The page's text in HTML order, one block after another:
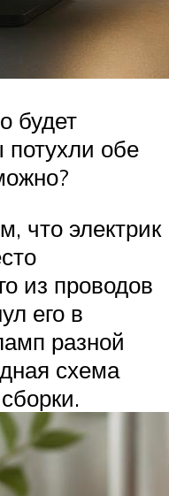
будет
потухли обе
что электрик
из проводов
его в
разной
схема